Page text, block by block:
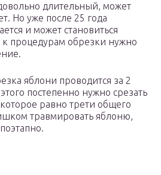
длительный, может
Но уже после 25 года
и может становиться
процедурам обрезки нужно
яблони проводится за 2
постепенно нужно срезать
равно трети общего
травмировать яблоню,